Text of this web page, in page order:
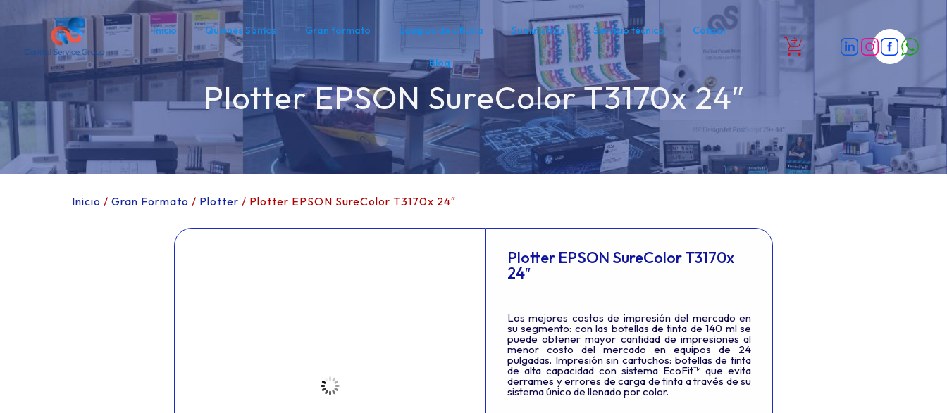
Inicio Quiénes Somos Gran formato Equipos de oficina Suministros Servicio técnico Cotizar
Blog
Plotter EPSON SureColor T3170x 24″
Inicio / Gran Formato / Plotter / Plotter EPSON SureColor T3170x 24″
Plotter EPSON SureColor T3170x
24″
Los mejores costos de impresión del mercado en
su segmento: con las botellas de tinta de 140 ml se
puede obtener mayor cantidad de impresiones al
menor costo del mercado en equipos de 24
pulgadas. Impresión sin cartuchos: botellas de tinta
de alta capacidad con sistema EcoFit™ que evita
derrames y errores de carga de tinta a través de su
sistema único de llenado por color.